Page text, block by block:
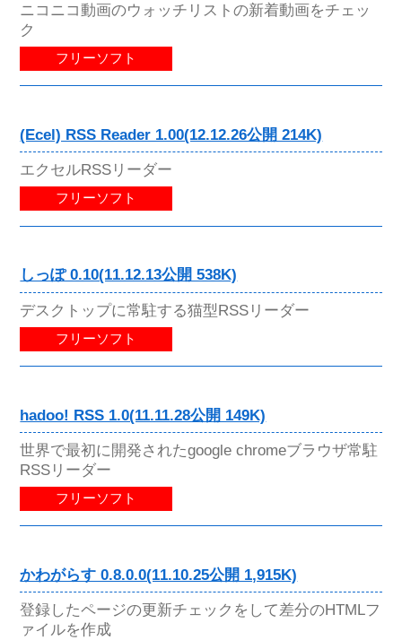
ニコニコ動画のウォッチリストの新着動画をチェッ
ク
フリーソフト
(Ecel) RSS Reader 1.00(12.12.26公開 214K)
エクセルRSSリーダー
フリーソフト
しっぽ 0.10(11.12.13公開 538K)
デスクトップに常駐する猫型RSSリーダー
フリーソフト
hadoo! RSS 1.0(11.11.28公開 149K)
世界で最初に開発されたgoogle chromeブラウザ常駐
RSSリーダー
フリーソフト
かわがらす 0.8.0.0(11.10.25公開 1,915K)
登録したページの更新チェックをして差分のHTMLフ
ァイルを作成